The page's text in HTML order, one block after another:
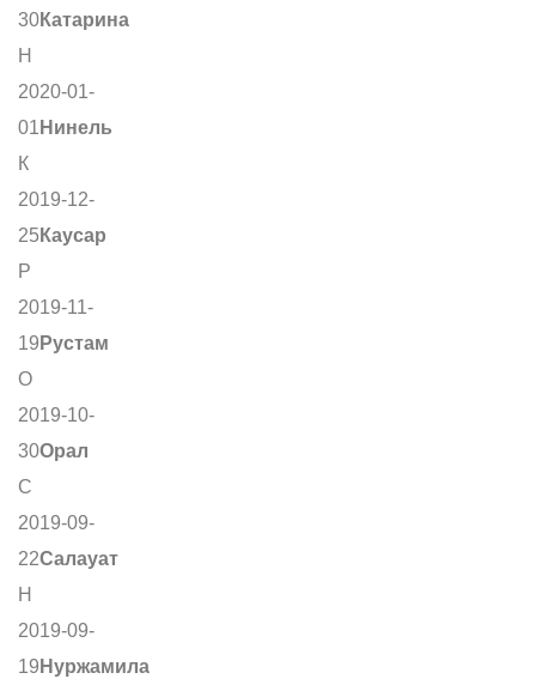
30Катарина
Н
2020-01-
01 Нинель
К
2019-12-
25 Каусар
Р
2019-11-
19 Рустам
О
2019-10-
30Орал
С
2019-09-
22Салауат
Н
2019-09-
19 Нуржамила